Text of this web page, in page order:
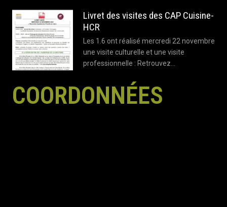
Livret des visites des CAP Cuisine-
HCR
Les 1.6 ont réalisé mercredi 22 novembre
une visite culturelle et une visite
professionnelle : Retrouvez…
COORDONNÉES